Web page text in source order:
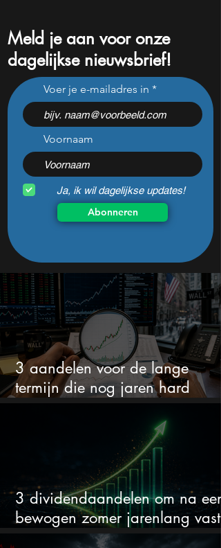
3 dividendaandelen om na
een bewogen zomer
jarenlang vast te houden
Meld je aan voor onze
dagelijkse nieuwsbrief!
Voer je e-mailadres in
Voornaam
Ja, ik wil dagelijkse updates!
Abonneren
3 aandelen voor de lange
termijn die nog jaren hard
groeien
3 dividendaandelen om na een
bewogen zomer jarenlang vast
houden